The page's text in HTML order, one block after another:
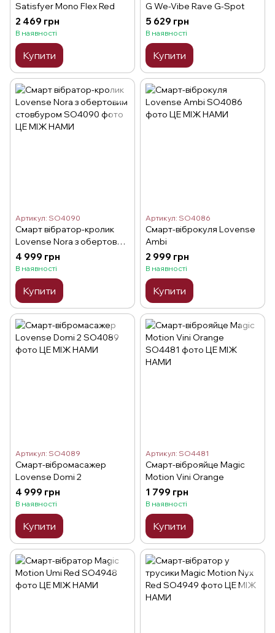
Satisfyer Mono Flex Red
2 469 грн
В наявності
Купити
G We-Vibe Rave G-Spot
5 629 грн
В наявності
Купити
Артикул: SO4090
Смарт вібратор-кролик
Lovense Nora з обертовим
стовбуром
4 999 грн
В наявності
Купити
Артикул: SO4086
Смарт-віброкуля Lovense
Ambi
2 999 грн
В наявності
Купити
Артикул: SO4089
Смарт-вібромасажер
Lovense Domi 2
4 999 грн
В наявності
Купити
Артикул: SO4481
Смарт-віброяйце Magic
Motion Vini Orange
1 799 грн
В наявності
Купити